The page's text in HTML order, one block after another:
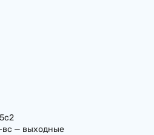
— выходные